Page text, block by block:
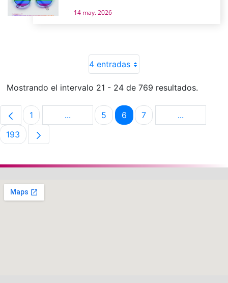
14 may. 2026
4 entradas
Mostrando el intervalo 21 - 24 de 769 resultados.
Página
1 ...Páginas intermedias Use TAB para
Página
5 Página
6 Página
7 ...Páginas
Página
193